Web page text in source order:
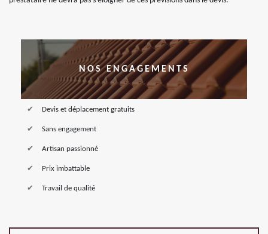
NOS ENGAGEMENTS
Devis et déplacement gratuits
Sans engagement
Artisan passionné
Prix imbattable
Travail de qualité